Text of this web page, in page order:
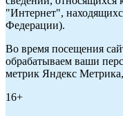
"Интернет",
Федерации).
Во время посещения
обрабатываем ваши
метрик Яндекс Метрика,
16+